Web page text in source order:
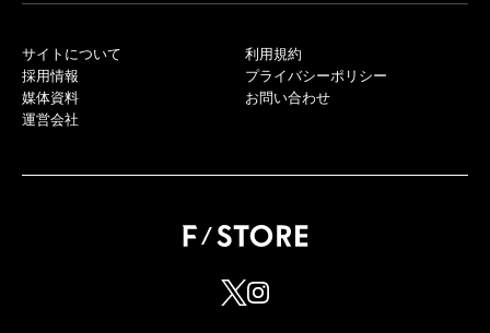
サイトについて
採用情報
媒体資料
運営会社
利用規約
プライバシーポリシー
お問い合わせ